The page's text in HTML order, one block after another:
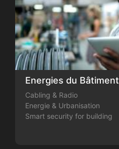
Energies du Bâtiment
Cabling & Radio
Energie & Urbanisation
Smart security for building